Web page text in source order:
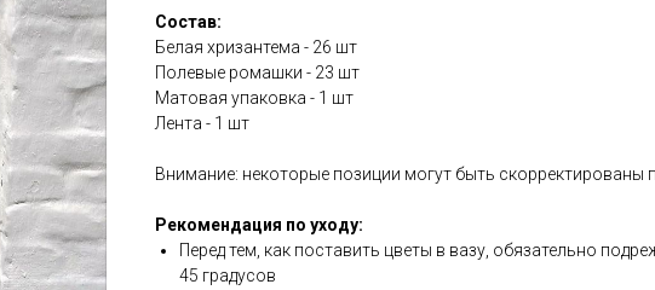
Состав:
Белая хризантема - 26 шт
Полевые ромашки - 23 шт
Матовая упаковка - 1 шт
Лента - 1 шт
Внимание: некоторые позиции могут быть скорректированы
Рекомендация по уходу:
Перед тем, как поставить цветы в вазу, обязательно
45 градусов